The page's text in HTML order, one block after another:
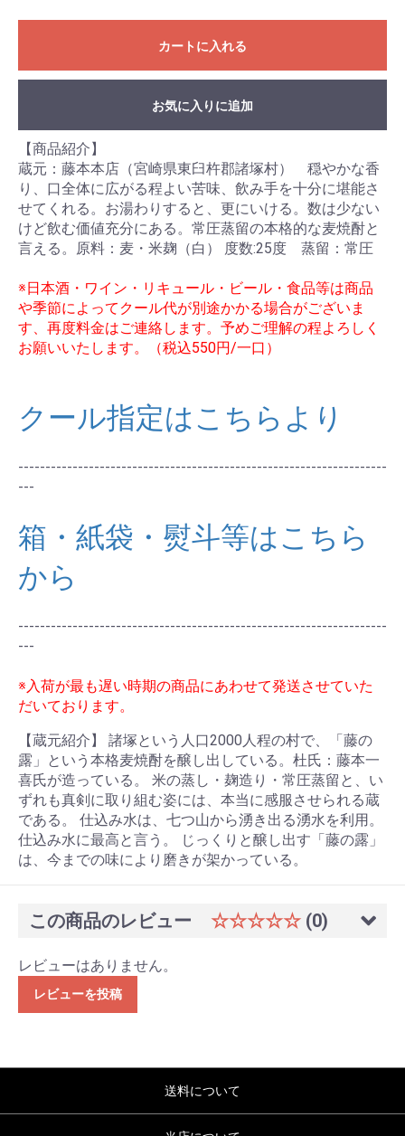
カートに入れる
お買い物を続ける カートへ進む
お気に入りに追加
【商品紹介】
蔵元：藤本本店（宮崎県東臼杵郡諸塚村） 穏やかな香
り、口全体に広がる程よい苦味、飲み手を十分に堪能さ
せてくれる。お湯わりすると、更にいける。数は少ない
けど飲む価値充分にある。常圧蒸留の本格的な麦焼酎と
言える。原料：麦・米麹（白） 度数:25度 蒸留：常圧
※日本酒・ワイン・リキュール・ビール・食品等は商品
や季節によってクール代が別途かかる場合がございま
す、再度料金はご連絡します。予めご理解の程よろしく
お願いいたします。（税込550円/一口）
クール指定はこちらより
--------------------------------------------------------------------
---
箱・紙袋・熨斗等はこちら
から
--------------------------------------------------------------------
---
※入荷が最も遅い時期の商品にあわせて発送させていた
だいております。
【蔵元紹介】 諸塚という人口2000人程の村で、「藤の
露」という本格麦焼酎を醸し出している。杜氏：藤本一
喜氏が造っている。 米の蒸し・麹造り・常圧蒸留と、い
ずれも真剣に取り組む姿には、本当に感服させられる蔵
である。 仕込み水は、七つ山から湧き出る湧水を利用。
仕込み水に最高と言う。 じっくりと醸し出す「藤の露」
は、今までの味により磨きが架かっている。
この商品のレビュー ☆☆☆☆☆ (0)
レビューはありません。
レビューを投稿
送料について